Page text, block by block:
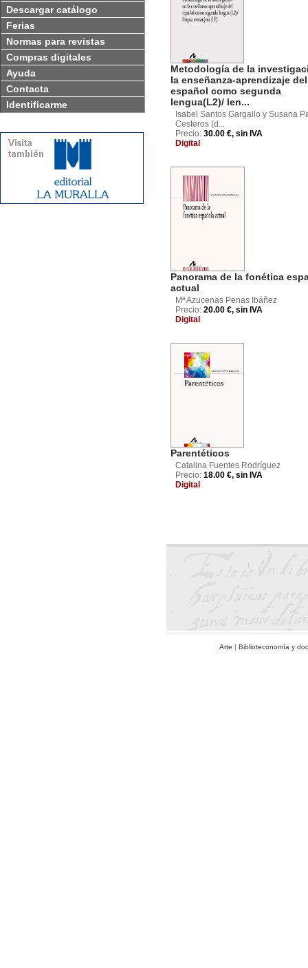
Descargar catálogo
Ferias
Normas para revistas
Compras digitales
Ayuda
Contacta
Identificarme
Metodología de la
la enseñanza-aprendizaje del
español como segunda
lengua(L2)/ len...
Isabel Santos Gargallo y Susana
Cesteros (d...
Precio: 30.00 €, sin IVA
Digital
Panorama de la fonética
actual
Mª Azucenas Penas Ibáñez
Precio: 20.00 €, sin IVA
Digital
Parentéticos
Catalina Fuentes Rodríguez
Precio: 18.00 €, sin IVA
Digital
Arte | Biblioteconomía y